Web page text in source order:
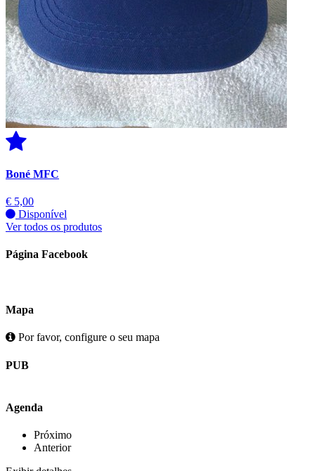
Boné MFC
€ 5,00
Disponível
Ver todos os produtos
Página Facebook
Mapa
Por favor, configure o seu mapa
PUB
Agenda
Próximo
Anterior